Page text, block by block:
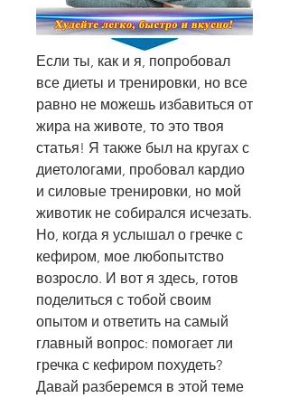
Если ты, как и я, попробовал
все диеты и тренировки, но все
равно не можешь избавиться от
жира на животе, то это твоя
статья! Я также был на кругах с
диетологами, пробовал кардио
и силовые тренировки, но мой
животик не собирался исчезать.
Но, когда я услышал о гречке с
кефиром, мое любопытство
возросло. И вот я здесь, готов
поделиться с тобой своим
опытом и ответить на самый
главный вопрос: помогает ли
гречка с кефиром похудеть?
Давай разберемся в этой теме